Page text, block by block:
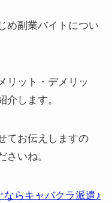
め副業バイトについ
リット・デメリッ
介します。
てお伝えしますの
さいね。
らキャバクラ派遣♪